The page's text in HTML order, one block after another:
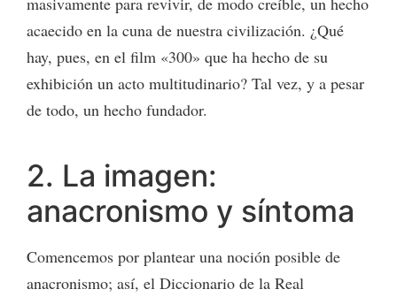
acaecido en la cuna de nuestra civilización. ¿Qué
hay, pues, en el film «300» que ha hecho de su
exhibición un acto multitudinario? Tal vez, y a pesar
de todo, un hecho fundador.
2. La imagen:
anacronismo y síntoma
Comencemos por plantear una noción posible de
anacronismo; así, el Diccionario de la Real